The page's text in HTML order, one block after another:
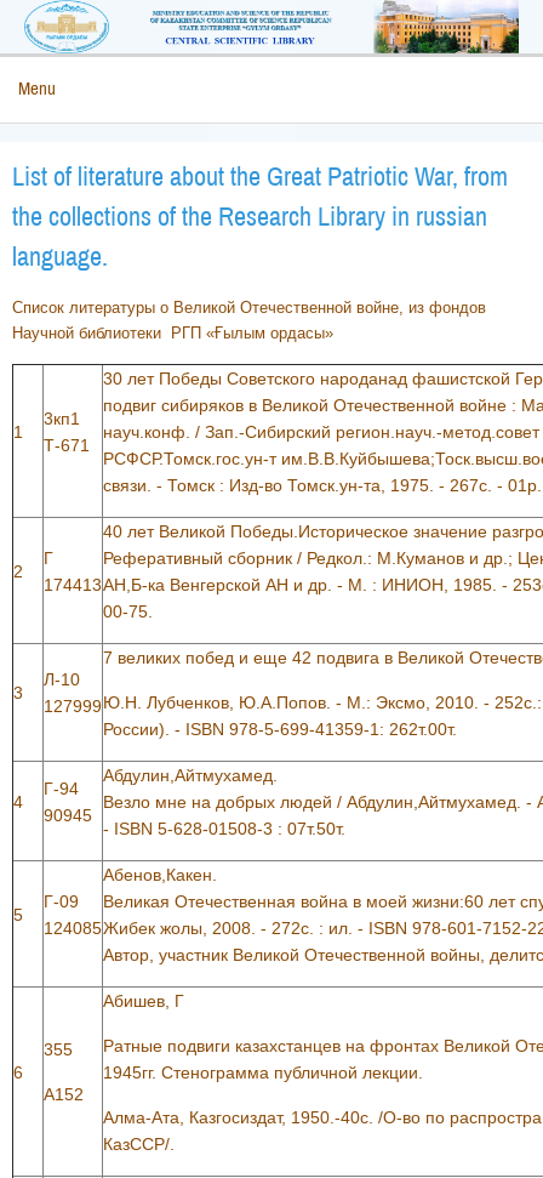
Menu
List of literature about the Great Patriotic War, from
the collections of the Research Library in russian
language.
Cписок литературы о Великой Отечественной войне, из фондов
Научной библиотеки РГП «Ғылым ордасы»
1
3кп1
Т-671
30 лет Победы Советского народанад фашистской
подвиг сибиряков в Великой Отечественной войне :
науч.конф. / Зап.-Сибирский регион.науч.-
РСФСР.Томск.гос.ун-т
связи. - Томск : Изд-во Томск.ун-та, 1975. - 267с. -
2
Г
174413
40 лет Великой Победы.Историческое значение
Реферативный сборник / Редкол.: М.Куманов и др.;
АН,Б-ка Венгерской АН и др. - М. : ИНИОН, 1985. -
00-75.
3
Л-10
127999
7 великих побед и еще 42 подвига в Великой
Ю.Н. Лубченков, Ю.А.Попов. - М.: Эксмо, 2010. - 252с.:
России). - ISBN 978-5-699-41359-1: 262т.00т.
4
Г-94
90945
Абдулин,Айтмухамед.
Везло мне на добрых людей / Абдулин,Айтмухамед.
- ISBN 5-628-01508-3 : 07т.50т.
5
Г-09
124085
Абенов,Какен.
Великая Отечественная война в моей жизни:60 лет
Жибек жолы, 2008. - 272с. : ил. - ISBN 978-601-7152-
Автор, участник Великой Отечественной войны,
6
355
А152
Абишев, Г
Ратные подвиги казахстанцев на фронтах Великой
1945гг. Стенограмма публичной лекции.
Алма-Ата, Казгосиздат, 1950.-40с. /О-во по
КазССР/.